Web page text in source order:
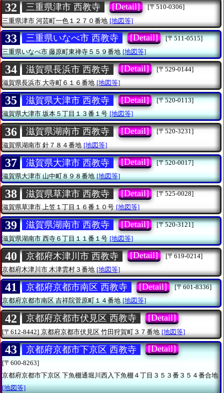
32 三重県津市 西教寺 [Detail]
[〒510-0306]
三重県津市 河芸町一色１２７０番地 [地図等]
33 三重県いなべ市 西教寺 [Detail]
[〒511-0515]
三重県いなべ市藤原町東禅寺５５９番地 [地図等]
34 滋賀県長浜市 西教寺 [Detail]
[〒529-0144]
滋賀県長浜市大寺町６１６番地 [地図等]
35 滋賀県大津市 西教寺 [Detail]
[〒520-0113]
滋賀県大津市坂本５丁目１３番１号 [地図等]
36 滋賀県湖南市 西教寺 [Detail]
[〒520-3231]
滋賀県湖南市 針７８４番地 [地図等]
37 滋賀県大津市 西教寺 [Detail]
[〒520-0017]
滋賀県大津市山中町８９８番地 [地図等]
38 滋賀県草津市 西教寺 [Detail]
[〒525-0028]
滋賀県草津市上笠１丁目１６番１０号 [地図等]
39 滋賀県湖南市 西教寺 [Detail]
[〒520-3121]
滋賀県湖南市西寺６丁目１１番１号 [地図等]
40 京都府木津川市 西教寺 [Detail]
[〒619-0214]
京都府木津川市木津雲村３番地 [地図等]
41 京都府京都市南区 西教寺 [Detail]
[〒601-8336]
京都府京都市南区吉祥院菅原町１４番地 [地図等]
42 京都府京都市伏見区 西教寺 [Detail]
[〒612-8442] 京都府京都市伏見区 竹田狩賀町３７番地 [地図等]
43 京都府京都市下京区 西教寺 [Detail]
[〒600-8263]
京都府京都市下京区 下魚棚通堀川西入下魚棚４丁目３５３番３５４番合地
[地図等]